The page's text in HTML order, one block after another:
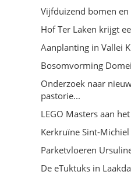
Vijfduizend bomen
Hof Ter Laken krijgt
Aanplanting in Vallei
Bosomvorming
Onderzoek naar
pastorie...
LEGO Masters aan
Kerkruïne Sint-
Parketvloeren
De eTuktuks in